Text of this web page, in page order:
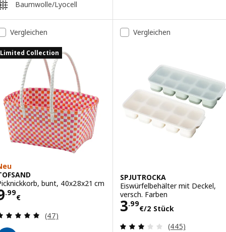
Baumwolle/Lyocell
Vergleichen
Limited Collection
bunt, 40x28x21 cm
.99
€ 9.99€
Bewertungen: 5 von 5 Sternen. Bewertungen
(47)
Vergleichen
SPJUTROCKA
Eiswürfelbehälter mit Deckel,
versch. Farben
3.99
€/2 Stück
Preis 3.99€/2
Bewertungen:
(445)